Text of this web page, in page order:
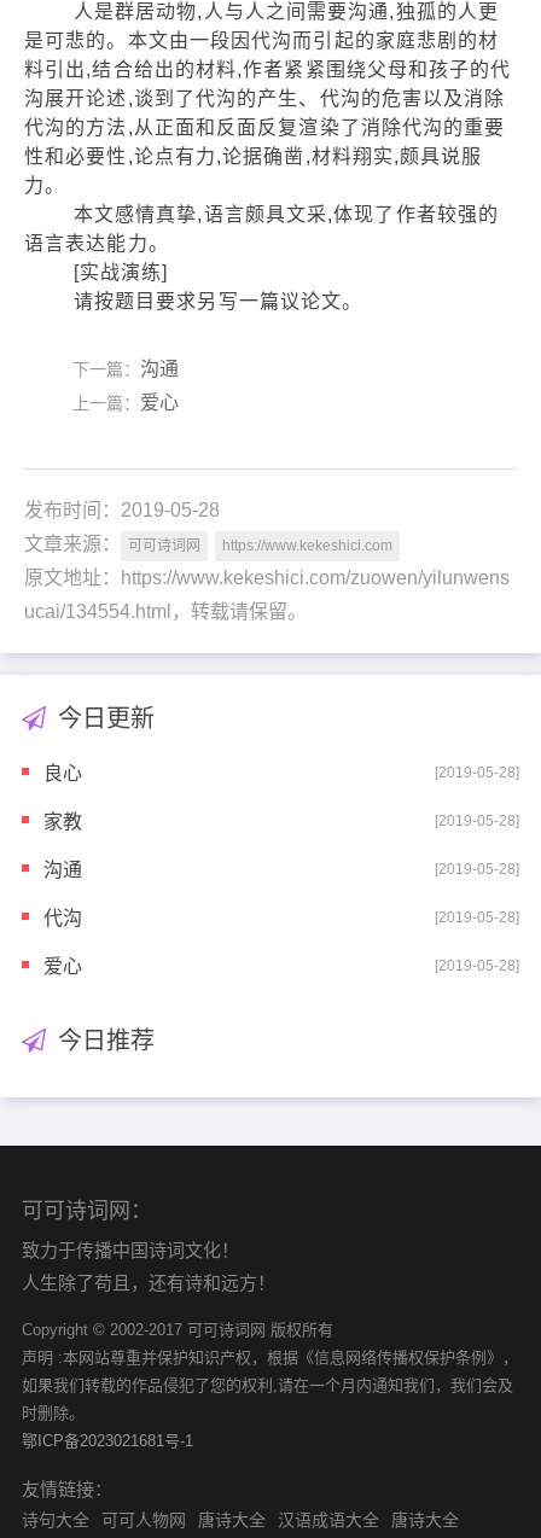
人是群居动物,人与人之间需要沟通,独孤的人更
是可悲的。本文由一段因代沟而引起的家庭悲剧的材
料引出,结合给出的材料,作者紧紧围绕父母和孩子的代
沟展开论述,谈到了代沟的产生、代沟的危害以及消除
代沟的方法,从正面和反面反复渲染了消除代沟的重要
性和必要性,论点有力,论据确凿,材料翔实,颇具说服
力。
本文感情真挚,语言颇具文采,体现了作者较强的
语言表达能力。
[实战演练]
请按题目要求另写一篇议论文。
下一篇： 沟通
上一篇： 爱心
发布时间：2019-05-28
文章来源：
可可诗词网 https://www.kekeshici.com
原文地址：https://www.kekeshici.com/zuowen/yilunwens
ucai/134554.html，转载请保留。
今日更新
良心 [2019-05-28]
家教 [2019-05-28]
沟通 [2019-05-28]
代沟 [2019-05-28]
爱心 [2019-05-28]
今日推荐
可可诗词网：
致力于传播中国诗词文化！
人生除了苟且，还有诗和远方！
Copyright © 2002-2017 可可诗词网 版权所有
声明 :本网站尊重并保护知识产权，根据《信息网络传播权保护条例》，
如果我们转载的作品侵犯了您的权利,请在一个月内通知我们，我们会及
时删除。
鄂ICP备2023021681号-1
友情链接：
诗句大全 可可人物网 唐诗大全 汉语成语大全 唐诗大全